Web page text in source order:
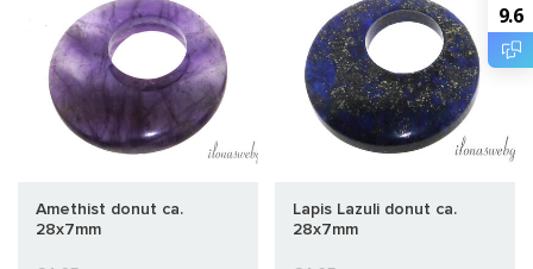
Amethist donut ca.
28x7mm
Lapis Lazuli donut ca.
28x7mm
9.6